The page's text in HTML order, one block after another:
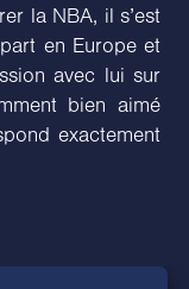
la NBA, il s’est
en Europe et
avec lui sur
bien aimé
exactement